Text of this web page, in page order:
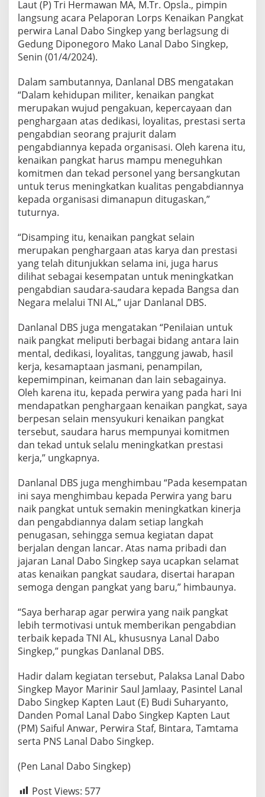
K
e
n
i
k
n
P
n
g
k
a
t
P
e
r
w
Laut (P) Tri Hermawan MA, M.Tr. Opsla., pimpin
langsung acara Pelaporan Lorps Kenaikan Pangkat
perwira Lanal Dabo Singkep yang berlagsung di
Gedung Diponegoro Mako Lanal Dabo Singkep,
Senin (01/4/2024).
Dalam sambutannya, Danlanal DBS mengatakan
“Dalam kehidupan militer, kenaikan pangkat
merupakan wujud pengakuan, kepercayaan dan
penghargaan atas dedikasi, loyalitas, prestasi serta
pengabdian seorang prajurit dalam
pengabdiannya kepada organisasi. Oleh karena itu,
kenaikan pangkat harus mampu meneguhkan
komitmen dan tekad personel yang bersangkutan
untuk terus meningkatkan kualitas pengabdiannya
kepada organisasi dimanapun ditugaskan,”
tuturnya.
“Disamping itu, kenaikan pangkat selain
merupakan penghargaan atas karya dan prestasi
yang telah ditunjukkan selama ini, juga harus
dilihat sebagai kesempatan untuk meningkatkan
pengabdian saudara-saudara kepada Bangsa dan
Negara melalui TNI AL,” ujar Danlanal DBS.
Danlanal DBS juga mengatakan “Penilaian untuk
naik pangkat meliputi berbagai bidang antara lain
mental, dedikasi, loyalitas, tanggung jawab, hasil
kerja, kesamaptaan jasmani, penampilan,
kepemimpinan, keimanan dan lain sebagainya.
Oleh karena itu, kepada perwira yang pada hari Ini
mendapatkan penghargaan kenaikan pangkat, saya
berpesan selain mensyukuri kenaikan pangkat
tersebut, saudara harus mempunyai komitmen
dan tekad untuk selalu meningkatkan prestasi
kerja,” ungkapnya.
Danlanal DBS juga menghimbau “Pada kesempatan
ini saya menghimbau kepada Perwira yang baru
naik pangkat untuk semakin meningkatkan kinerja
dan pengabdiannya dalam setiap langkah
penugasan, sehingga semua kegiatan dapat
berjalan dengan lancar. Atas nama pribadi dan
jajaran Lanal Dabo Singkep saya ucapkan selamat
atas kenaikan pangkat saudara, disertai harapan
semoga dengan pangkat yang baru,” himbaunya.
“Saya berharap agar perwira yang naik pangkat
lebih termotivasi untuk memberikan pengabdian
terbaik kepada TNI AL, khususnya Lanal Dabo
Singkep,” pungkas Danlanal DBS.
Hadir dalam kegiatan tersebut, Palaksa Lanal Dabo
Singkep Mayor Marinir Saul Jamlaay, Pasintel Lanal
Dabo Singkep Kapten Laut (E) Budi Suharyanto,
Danden Pomal Lanal Dabo Singkep Kapten Laut
(PM) Saiful Anwar, Perwira Staf, Bintara, Tamtama
serta PNS Lanal Dabo Singkep.
(Pen Lanal Dabo Singkep)
Post Views: 577